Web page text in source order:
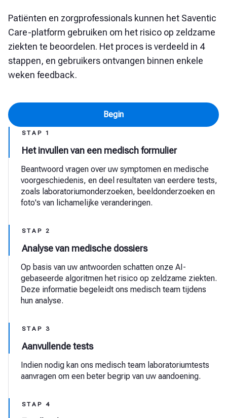
Patiënten en zorgprofessionals kunnen het Saventic
Care-platform gebruiken om het risico op zeldzame
ziekten te beoordelen. Het proces is verdeeld in 4
stappen, en gebruikers ontvangen binnen enkele
weken feedback.
Begin
STAP 1
Het invullen van een medisch formulier
Beantwoord vragen over uw symptomen en medische
voorgeschiedenis, en deel resultaten van eerdere tests,
zoals laboratoriumonderzoeken, beeldonderzoeken en
foto's van lichamelijke veranderingen.
STAP 2
Analyse van medische dossiers
Op basis van uw antwoorden schatten onze AI-
gebaseerde algoritmen het risico op zeldzame ziekten.
Deze informatie begeleidt ons medisch team tijdens
hun analyse.
STAP 3
Aanvullende tests
Indien nodig kan ons medisch team laboratoriumtests
aanvragen om een beter begrip van uw aandoening.
STAP 4